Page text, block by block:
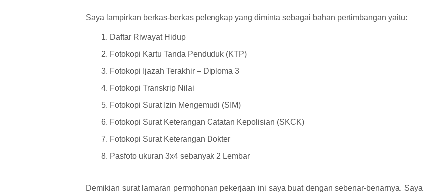
Saya lampirkan berkas-berkas pelengkap yang diminta sebagai bahan pertimbangan yaitu:
Daftar Riwayat Hidup
Fotokopi Kartu Tanda Penduduk (KTP)
Fotokopi Ijazah Terakhir – Diploma 3
Fotokopi Transkrip Nilai
Fotokopi Surat Izin Mengemudi (SIM)
Fotokopi Surat Keterangan Catatan Kepolisian (SKCK)
Fotokopi Surat Keterangan Dokter
Pasfoto ukuran 3x4 sebanyak 2 Lembar
Demikian surat lamaran permohonan pekerjaan ini saya buat dengan sebenar-benarnya. Saya